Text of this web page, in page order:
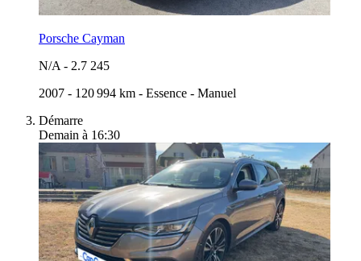
Porsche Cayman
N/A - 2.7 245
2007 - 120 994 km - Essence - Manuel
Démarre
Demain à 16:30